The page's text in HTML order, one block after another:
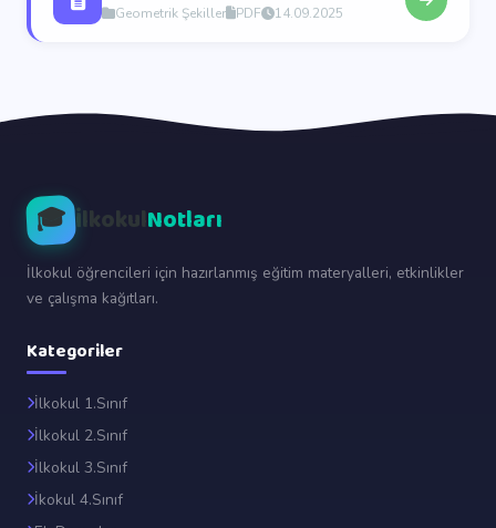
Geometrik Şekiller PDF 14.09.2025
🎓 İlkokulNotları
İlkokul öğrencileri için hazırlanmış eğitim materyalleri, etkinlikler
ve çalışma kağıtları.
Kategoriler
İlkokul 1.Sınıf
İlkokul 2.Sınıf
İlkokul 3.Sınıf
İkokul 4.Sınıf